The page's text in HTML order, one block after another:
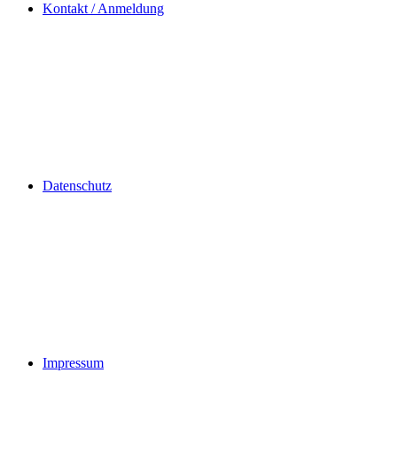
Kontakt / Anmeldung
Datenschutz
Impressum